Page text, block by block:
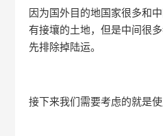
因为国外目的地国家很多和
有接壤的土地，但是中间很
先排除掉陆运。
接下来我们需要考虑的就是